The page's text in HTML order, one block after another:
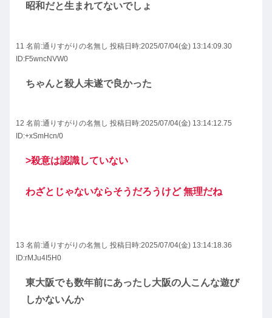
昭和だと生まれてないでしょ
11 名前:通りすがりの名無し 投稿日時:2025/07/04(金) 13:14:09.30
ID:F5wncNVW0
ちゃんと殺人未遂で良かった
12 名前:通りすがりの名無し 投稿日時:2025/07/04(金) 13:14:12.75
ID:+xSmHcn/0
>殺意は認識していない
わざとじゃないならそうだろうけど 無理だね
13 名前:通りすがりの名無し 投稿日時:2025/07/04(金) 13:14:18.36
ID:rMJu4I5H0
東大阪でも数年前にあったし大阪の人こんな遊び
しかないんか